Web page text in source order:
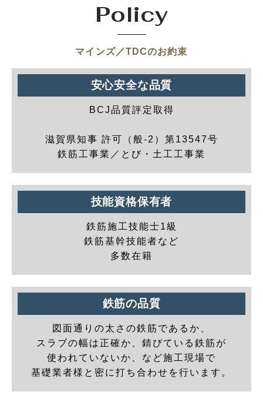
Policy
マインズ／TDCのお約束
安心安全な品質
BCJ品質評定取得
滋賀県知事 許可（般-2）第13547号
鉄筋工事業／とび・土工工事業
技能資格保有者
鉄筋施工技能士1級
鉄筋基幹技能者など
多数在籍
鉄筋の品質
図面通りの太さの鉄筋であるか、
スラブの幅は正確か、錆びている鉄筋が
使われていないか、など施工現場で
基礎業者様と密に打ち合わせを行います。